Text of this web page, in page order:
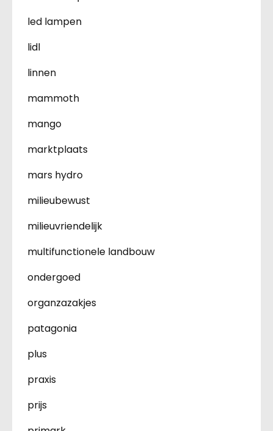
led lampen
lidl
linnen
mammoth
mango
marktplaats
mars hydro
milieubewust
milieuvriendelijk
multifunctionele landbouw
ondergoed
organzazakjes
patagonia
plus
praxis
prijs